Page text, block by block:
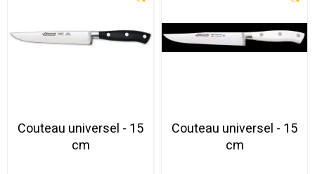
Couteau universel - 15
cm
Couteau universel - 15
cm